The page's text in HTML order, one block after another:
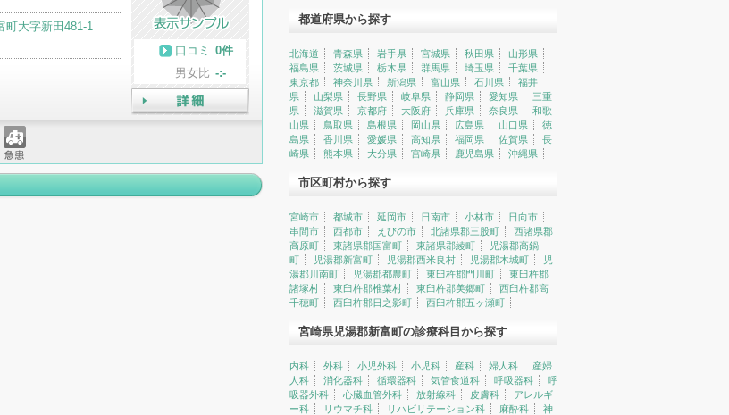
町大字新田481-1
口コミ
0件
男女比 -:-
詳細
患
都道府県から探す
北海道 青森県 岩手県 宮城県 秋田県
山形県
福島県
茨城県 栃木県 群馬県 埼玉県
千葉県
東京都
神奈川県 新潟県 富山県 石川県
福井
県
山梨県 長野県 岐阜県 静岡県 愛知県
三重
県
滋賀県 京都府 大阪府 兵庫県 奈良県
和歌
山県
鳥取県 島根県 岡山県 広島県 山口県
徳
島県
香川県 愛媛県 高知県 福岡県 佐賀県
長
崎県
熊本県 大分県 宮崎県 鹿児島県 沖縄県
市区町村から探す
宮崎市 都城市 延岡市 日南市 小林市
日向市
串間市
西都市 えびの市 北諸県郡三股町
西諸県郡
高原町
東諸県郡国富町 東諸県郡綾町
児湯郡高鍋
町
児湯郡新富町 児湯郡西米良村 児湯郡木城町
児
湯郡川南町
児湯郡都農町 東臼杵郡門川町
東臼杵郡
諸塚村
東臼杵郡椎葉村 東臼杵郡美郷町
西臼杵郡高
千穂町
西臼杵郡日之影町 西臼杵郡五ヶ瀬町
宮崎県児湯郡新富町の診療科目から探す
内科 外科 小児外科 小児科 産科 婦人科
産婦
人科
消化器科 循環器科 気管食道科 呼吸器科
呼
吸器外科
心臓血管外科 放射線科 皮膚科
アレルギ
ー科
リウマチ科 リハビリテーション科 麻酔科
神